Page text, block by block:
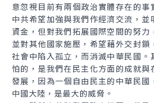
意忽視目前有兩個政治實體存在的事
中共希望加強與我們作經濟交流，並
資金，但對我們拓展國際空間的努力
並對其他國家施壓，希望藉外交封鎖
社會中陷入孤立，而消滅中華民國。
怕的，是我們在民主化方面的成就與
發展，因為一個自由民主的中華民國
中國大陸，是最大的威脅。